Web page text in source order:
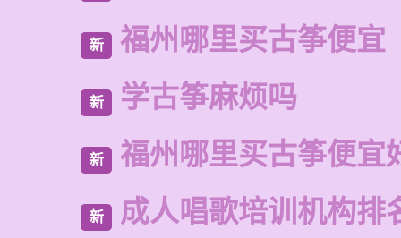
新 福州哪里买古筝便宜
新 学古筝麻烦吗
新 福州哪里买古筝便宜
新 成人唱歌培训机构排